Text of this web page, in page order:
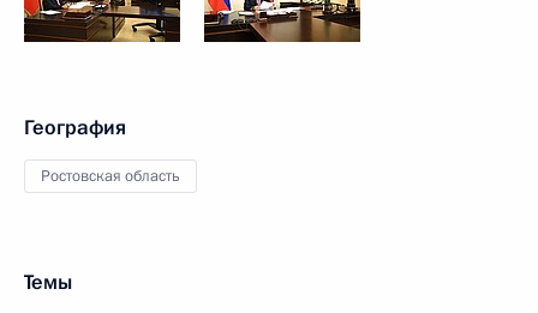
География
Ростовская область
Темы